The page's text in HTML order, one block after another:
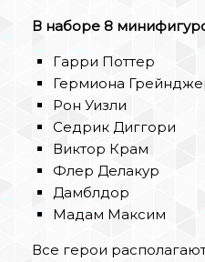
В наборе 8
Гарри Поттер
Гермиона
Рон Уизли
Седрик Диггори
Виктор Крам
Флер Делакур
Дамблдор
Мадам Максим
Все герои